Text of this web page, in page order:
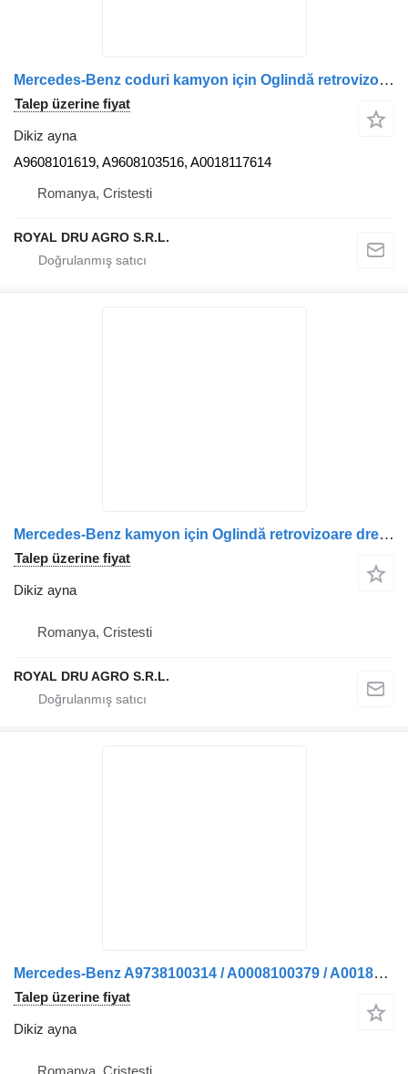
Mercedes-Benz coduri kamyon için Oglindă retrovizoare stânga A9608101619 dikiz ayna
Talep üzerine fiyat
Dikiz ayna
A9608101619, A9608103516, A0018117614
Romanya, Cristesti
ROYAL DRU AGRO S.R.L.
Mercedes-Benz kamyon için Oglindă retrovizoare dreapta dikiz ayna
Talep üzerine fiyat
Dikiz ayna
Romanya, Cristesti
ROYAL DRU AGRO S.R.L.
Mercedes-Benz A9738100314 / A0008100379 / A0018109216 / A0018113433 kamyon için Oglindă retrovizoare stânga dikiz ayna
Talep üzerine fiyat
Dikiz ayna
Romanya, Cristesti